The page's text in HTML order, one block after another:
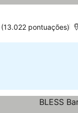
(13.022 pontuações)